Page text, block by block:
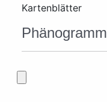
Kartenblätter
Phänogramm